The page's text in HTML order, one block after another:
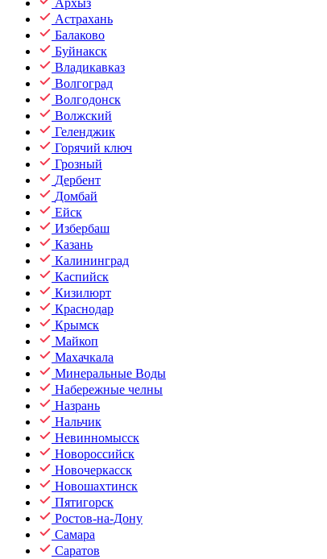
Архыз
Астрахань
Балаково
Буйнакск
Владикавказ
Волгоград
Волгодонск
Волжский
Геленджик
Горячий ключ
Грозный
Дербент
Домбай
Ейск
Избербаш
Казань
Калининград
Каспийск
Кизилюрт
Краснодар
Крымск
Майкоп
Махачкала
Минеральные Воды
Набережные челны
Назрань
Нальчик
Невинномысск
Новороссийск
Новочеркасск
Новошахтинск
Пятигорск
Ростов-на-Дону
Самара
Саратов